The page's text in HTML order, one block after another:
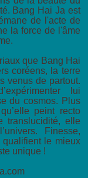
Bang Hai Ja est
de l'acte de
la force de l'âme
que Bang Hai
coréens, la terre
venus de partout.
lui
du cosmos. Plus
peint recto
translucidité, elle
Finesse,
le mieux
unique !